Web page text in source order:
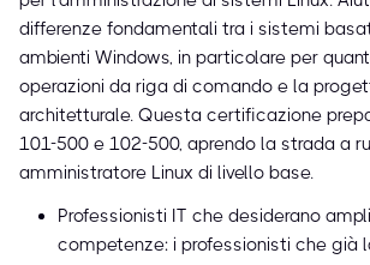
differenze fondamentali tra i sistemi
ambienti Windows, in particolare per
operazioni da riga di comando e la
architetturale. Questa certificazione
101-500 e 102-500, aprendo la strada a
amministratore Linux di livello base.
Professionisti IT che desiderano
competenze: i professionisti che già